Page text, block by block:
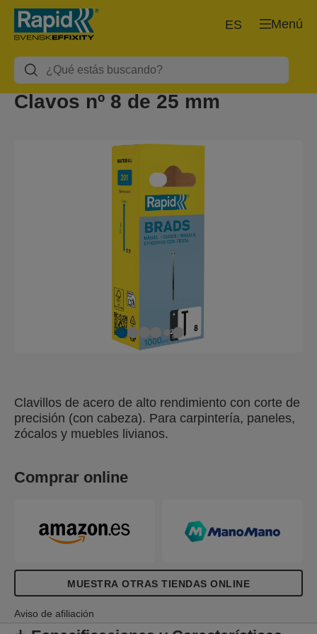
Menú
ES
Clavos nº 8 de 25 mm
Clavillos de acero de alto rendimiento con corte de
precisión (con cabeza). Para carpintería, paneles,
zócalos y muebles livianos.
Comprar online
MUESTRA OTRAS TIENDAS ONLINE
Aviso de afiliación